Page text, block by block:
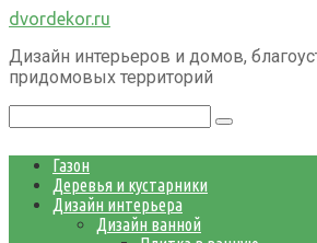
Перейти
контенту
dvordekor.ru
Дизайн интерьеров и домов,
придомовых территорий
Газон
Деревья и кустарники
Дизайн интерьера
Дизайн ванной